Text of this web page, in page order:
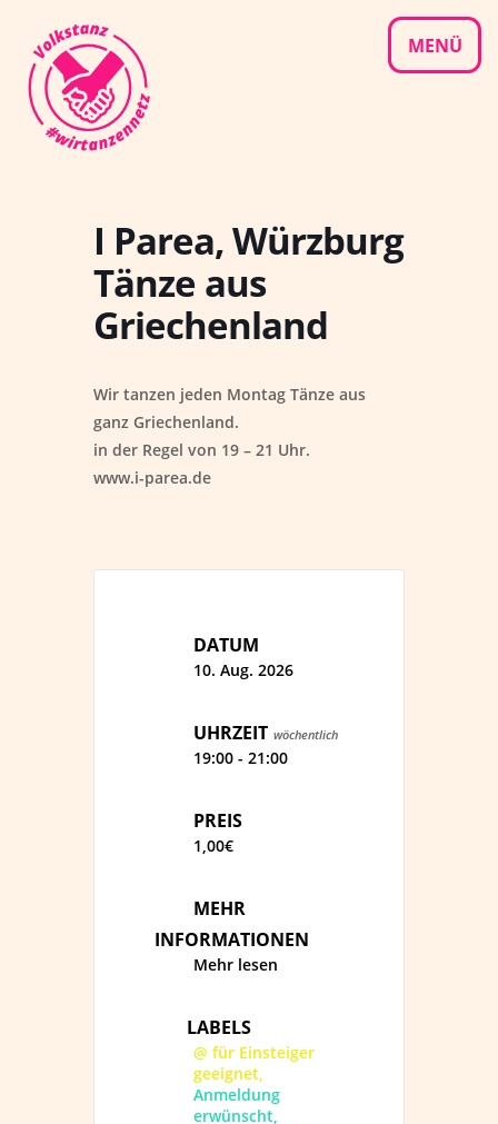
content
MENÜ
I Parea, Würzburg
Tänze aus
Griechenland
Wir tanzen jeden Montag Tänze aus
ganz Griechenland.
in der Regel von 19 – 21 Uhr.
www.i-parea.de
DATUM
10. Aug. 2026
UHRZEIT wöchentlich
19:00 - 21:00
PREIS
1,00€
MEHR
INFORMATIONEN
Mehr lesen
LABELS
@ für Einsteiger
geeignet,
Anmeldung
erwünscht,